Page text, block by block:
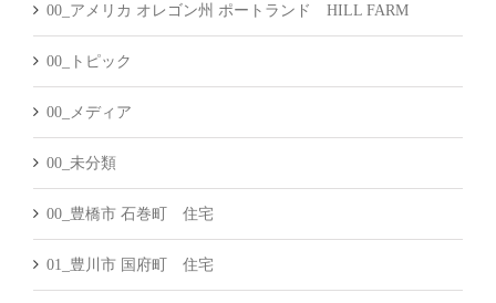
00_アメリカ オレゴン州 ポートランド HILL FARM
00_トピック
00_メディア
00_未分類
00_豊橋市 石巻町 住宅
01_豊川市 国府町 住宅